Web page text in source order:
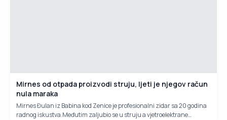
Mirnes od otpada proizvodi struju, ljeti je njegov račun
nula maraka
Mirnes Đulan iz Babina kod Zenice je profesionalni zidar sa 20 godina
radnog iskustva.Međutim zaljubio se u struju a vjetroelektrane